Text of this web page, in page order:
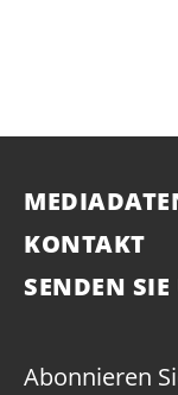
KONTAKT
SENDEN
Abonnieren